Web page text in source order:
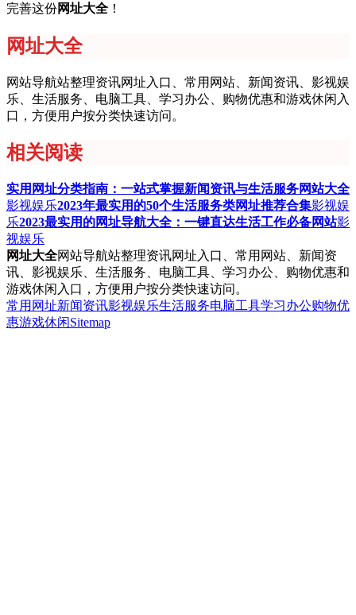
完善这份网址大全 ！
网址大全
网站导航站整理资讯网址入口、常用网站、新闻资讯、影视娱
乐、生活服务、电脑工具、学习办公、购物优惠和游戏休闲入
口，方便用户按分类快速访问。
相关阅读
实用网址分类指南：一站式掌握新闻资讯与生活服务网站大全
影视娱乐2023年最实用的50个生活服务类网址推荐合集影视娱
乐2023最实用的网址导航大全：一键直达生活工作必备网站影
视娱乐
网址大全网站导航站整理资讯网址入口、常用网站、新闻资
讯、影视娱乐、生活服务、电脑工具、学习办公、购物优惠和
游戏休闲入口，方便用户按分类快速访问。
常用网址新闻资讯影视娱乐生活服务电脑工具学习办公购物优
惠游戏休闲Sitemap